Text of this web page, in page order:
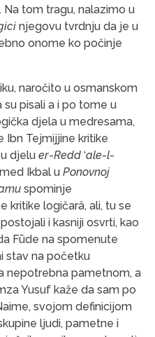
tom tragu, nalazimo u
njegovu tvrdnju da je u
onome ko počinje
naročito u osmanskom
pisali a i po tome u
djela u medresama,
Ibn Tejmijjine kritike
djelu er-Redd ‘ale-l-
Ikbal u Ponovnoj
spominje
kritike logičarâ, ali, tu se
i kasniji osvrti, kao
Fūde na spomenute
stav na početku
nepotrebna pametnom, a
Yusuf kaže da sam po
svojom definicijom
ljudi, pametne i